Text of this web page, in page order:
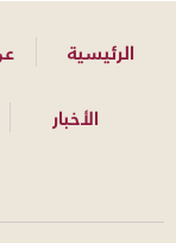
الرئيسية
الأخبار